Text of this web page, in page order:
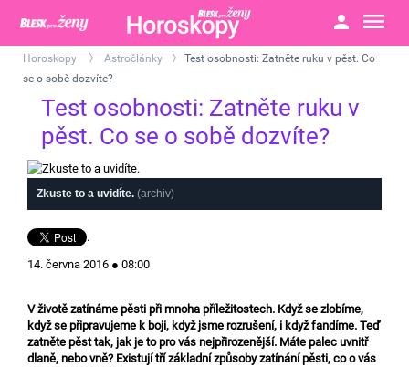
Horoskopy Astročlánky
Test osobnosti: Zatněte ruku v pěst. Co
se o sobě dozvíte?
Test osobnosti: Zatněte ruku v
pěst. Co se o sobě dozvíte?
Zkuste to a uvidíte. (archiv)
.
14. června 2016 ● 08:00
V životě zatínáme pěsti při mnoha příležitostech. Když se zlobíme,
když se připravujeme k boji, když jsme rozrušení, i když fandíme. Teď
zatněte pěst tak, jak je to pro vás nejpřirozenější. Máte palec uvnitř
dlaně, nebo vně? Existují tří základní způsoby zatínání pěsti, co o vás